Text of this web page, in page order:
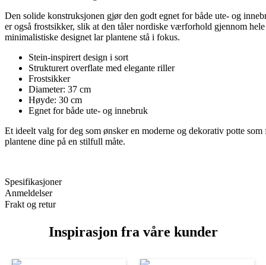
Den solide konstruksjonen gjør den godt egnet for både ute- og
er også frostsikker, slik at den tåler nordiske værforhold gjennom
minimalistiske designet lar plantene stå i fokus.
Stein-inspirert design i sort
Strukturert overflate med elegante riller
Frostsikker
Diameter: 37 cm
Høyde: 30 cm
Egnet for både ute- og innebruk
Et ideelt valg for deg som ønsker en moderne og dekorativ potte som
plantene dine på en stilfull måte.
Spesifikasjoner
Anmeldelser
Frakt og retur
Inspirasjon fra våre kunder